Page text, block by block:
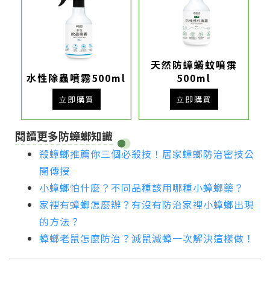
水性除蟲噴霧500ml
立即購買
天然防蟑蟻蚊噴霟
500ml
立即購買
閱讀更多防蟑螂知識
殺蟑螂推薦你三個必殺技！居家蟑螂防治密技公
開傳授
小蟑螂怕什麼？不同品種該用哪種小蟑螂藥？
家裡有蟑螂怎麼辦？有沒有防治家裡小蟑螂出現
的方法？
蟑螂老鼠怎麼防治？滅鼠滅蟑一次解決這樣做！